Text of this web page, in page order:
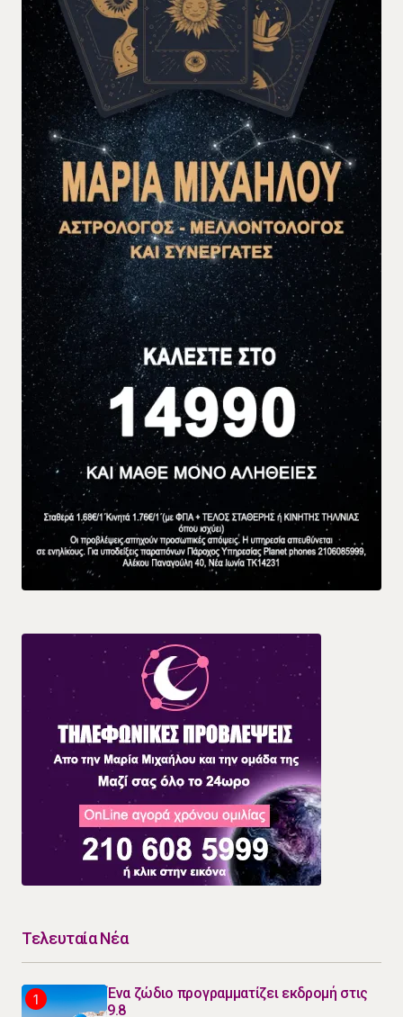
Τελευταία Νέα
Ένα ζώδιο προγραμματίζει εκδρομή στις
9.8